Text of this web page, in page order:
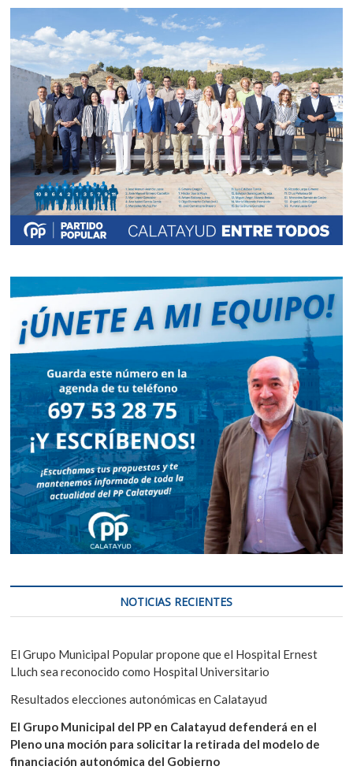
NOTICIAS RECIENTES
El Grupo Municipal Popular propone que el Hospital Ernest
Lluch sea reconocido como Hospital Universitario
Resultados elecciones autonómicas en Calatayud
El Grupo Municipal del PP en Calatayud defenderá en el
Pleno una moción para solicitar la retirada del modelo de
financiación autonómica del Gobierno